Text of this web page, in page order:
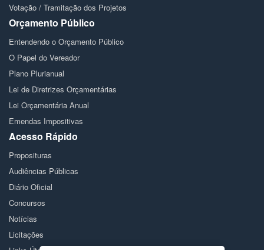
Votação / Tramitação dos Projetos
Orçamento Público
Entendendo o Orçamento Público
O Papel do Vereador
Plano Plurianual
Lei de Diretrizes Orçamentárias
Lei Orçamentária Anual
Emendas Impositivas
Acesso Rápido
Proposituras
Audiências Públicas
Diário Oficial
Concursos
Notícias
Licitações